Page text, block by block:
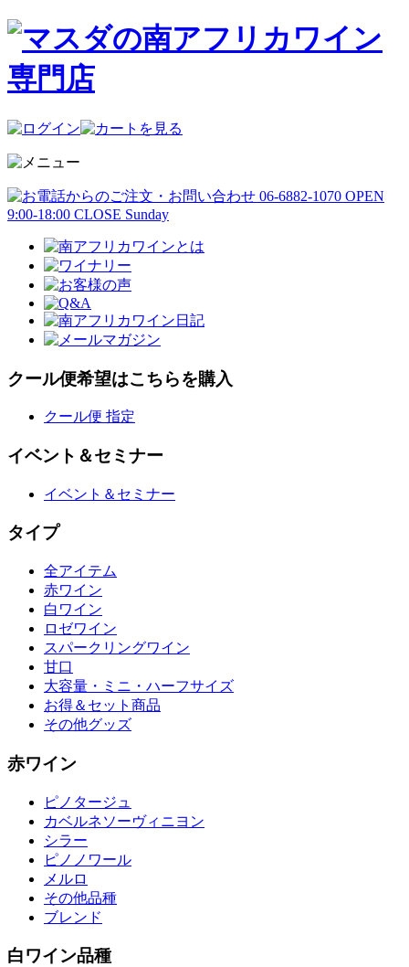
クール便希望はこちらを購入
クール便 指定
イベント＆セミナー
イベント＆セミナー
タイプ
全アイテム
赤ワイン
白ワイン
ロゼワイン
スパークリングワイン
甘口
大容量・ミニ・ハーフサイズ
お得＆セット商品
その他グッズ
赤ワイン
ピノタージュ
カベルネソーヴィニヨン
シラー
ピノノワール
メルロ
その他品種
ブレンド
白ワイン品種